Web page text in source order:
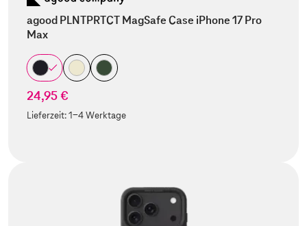
agood PLNTPRTCT MagSafe Case iPhone 17 Pro
Max
24,95 €
Lieferzeit:1-4 Werktage